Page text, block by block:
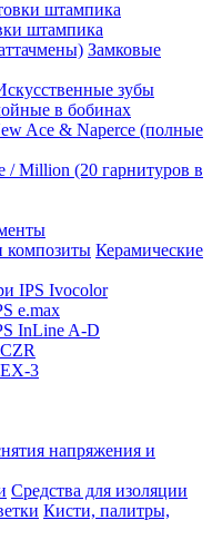
штампика
Замковые
зубы
в бобинах
Ace & Naperce (полные
/ Million (20 гарнитуров в
Керамические
IPS Ivocolor
e.max
InLine A-D
3
напряжения и
Средства для изоляции
Кисти, палитры,